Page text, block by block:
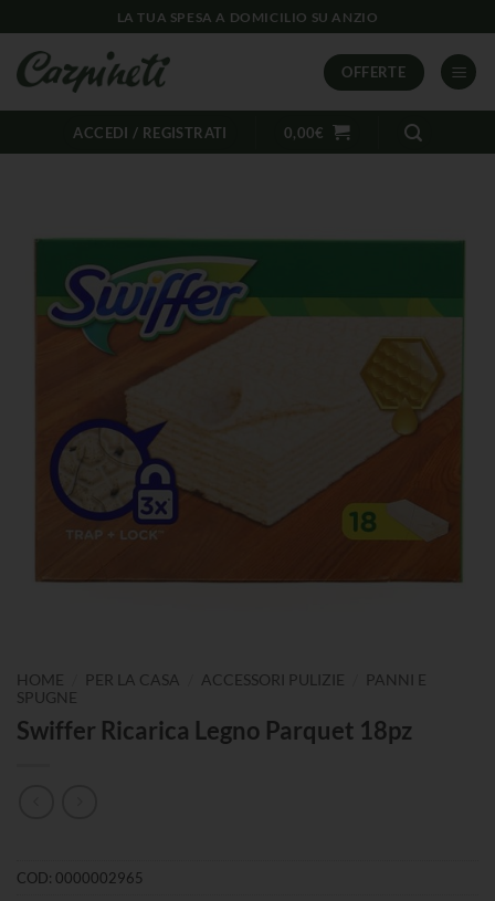
LA TUA SPESA A DOMICILIO SU ANZIO
OFFERTE
ACCEDI / REGISTRATI 0,00€
HOME PER LA CASA ACCESSORI PULIZIE
PANNI E
SPUGNE
Swiffer Ricarica Legno Parquet 18pz
COD: 0000002965